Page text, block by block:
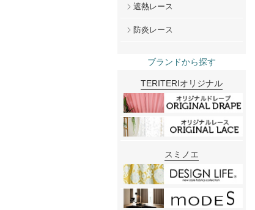
遮熱レース
防炎レース
ブランドから探す
TERITERIオリジナル
スミノエ